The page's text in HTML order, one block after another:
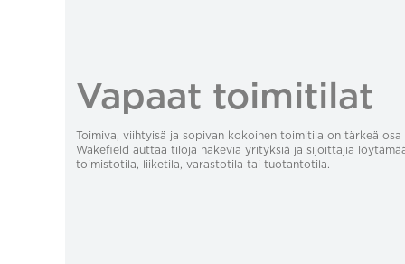
Vapaat toimitilat
Toimiva, viihtyisä ja sopivan kokoinen toimitila on tärkeä osa
Wakefield auttaa tiloja hakevia yrityksiä ja sijoittajia
toimistotila, liiketila, varastotila tai tuotantotila.